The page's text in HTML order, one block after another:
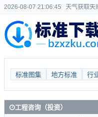
2026-08-07 21:06:45 天气获取失
标准图集 地方标准 行
工程咨询（投资）